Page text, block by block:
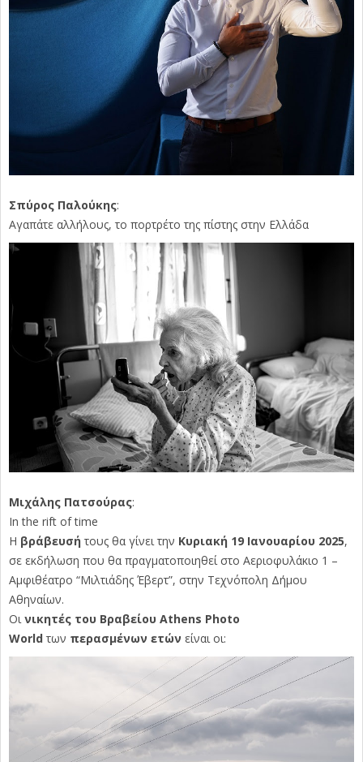
Σπύρος Παλούκης:
Αγαπάτε αλλήλους, το πορτρέτο της πίστης στην Ελλάδα
Μιχάλης Πατσούρας:
In the rift of time
Η βράβευσή τους θα γίνει την Κυριακή 19 Ιανουαρίου 2025,
σε εκδήλωση που θα πραγματοποιηθεί στο Αεριοφυλάκιο 1 –
Αμφιθέατρο “Μιλτιάδης Έβερτ”, στην Τεχνόπολη Δήμου
Αθηναίων.
Οινικητές του Βραβείου Athens Photo
World των περασμένων ετών είναι οι: